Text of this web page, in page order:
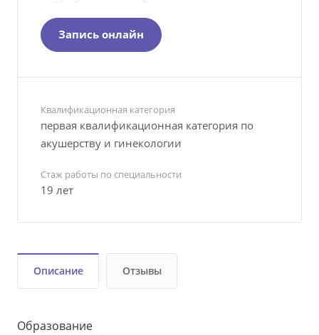
Запись онлайн
Квалификационная категория
первая квалификационная категория по
акушерству и гинекологии
Стаж работы по специальности
19 лет
Описание Отзывы
Образование